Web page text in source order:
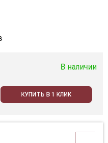
В наличии
КУПИТЬ В 1 КЛИК